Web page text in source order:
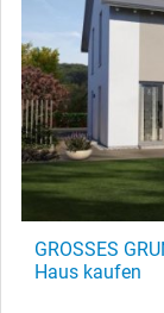
GROSSES
Haus kaufen